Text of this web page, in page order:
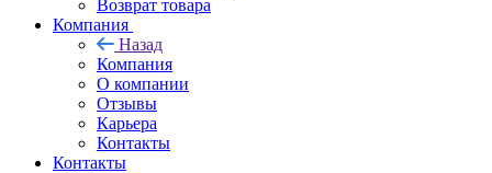
Возврат товара
Компания
Назад
Компания
О компании
Отзывы
Карьера
Контакты
Контакты